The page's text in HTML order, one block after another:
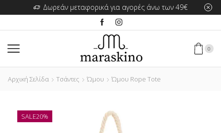
Δωρεάν μεταφορικά για αγορές άνω των 49€
0
Αρχική Σελίδα Τσάντες Ώμου Ώμου Rope Tote
SALE20%